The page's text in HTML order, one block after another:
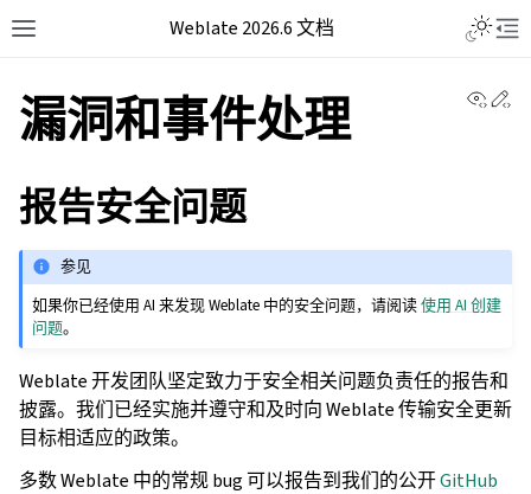
Weblate 2026.6 文档
漏洞和事件处理
报告安全问题
参见
如果你已经使用 AI 来发现 Weblate 中的安全问题，请阅读使用 AI 创建
问题。
Weblate 开发团队坚定致力于安全相关问题负责任的报告和
披露。我们已经实施并遵守和及时向 Weblate 传输安全更新
目标相适应的政策。
多数 Weblate 中的常规 bug 可以报告到我们的公开GitHub